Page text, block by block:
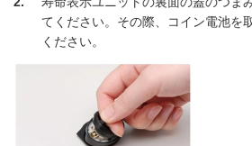
てください。その際、コイン電池を
ください。